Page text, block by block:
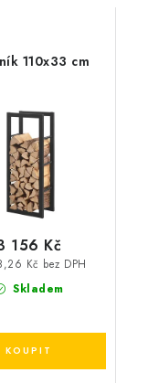
110x33 cm
Skladem
Kč bez DPH
156 Kč